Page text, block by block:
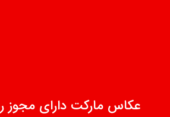
عکاس مارکت دارای مجوز